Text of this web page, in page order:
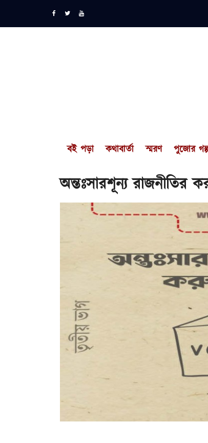
বই পড়া কথাবার্তা স্মরণ পুজোর
অন্তঃসারশূন্য রাজনীতির